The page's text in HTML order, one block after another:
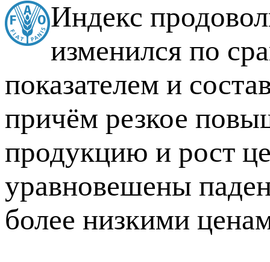
Индекс
изменилcя по
показателем и
причём резкое
продукцию и рост
уравновешены
более низкими